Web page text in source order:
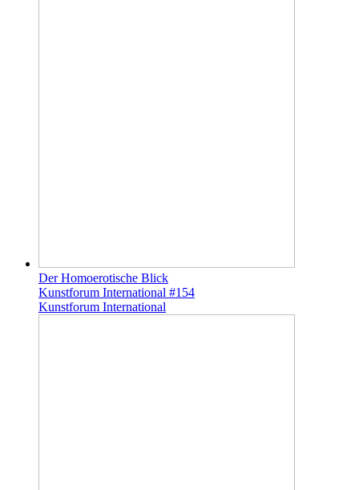
Der Homoerotische Blick
Kunstforum International #154
Kunstforum International